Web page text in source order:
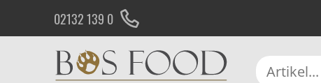
02132 139 0